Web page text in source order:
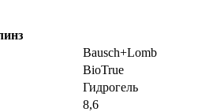
Bausch+Lomb
BioTrue
Гидрогель
8,6